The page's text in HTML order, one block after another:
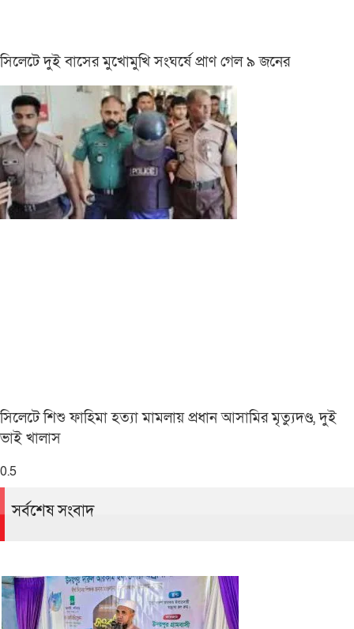
সিলেটে দুই বাসের মুখোমুখি সংঘর্ষে প্রাণ গেল ৯ জনের
সিলেটে শিশু ফাহিমা হত্যা মামলায় প্রধান আসামির মৃত্যুদণ্ড, দুই
ভাই খালাস
সর্বশেষ সংবাদ